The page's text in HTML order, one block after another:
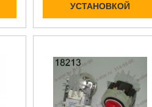
УСТАНОВКОЙ